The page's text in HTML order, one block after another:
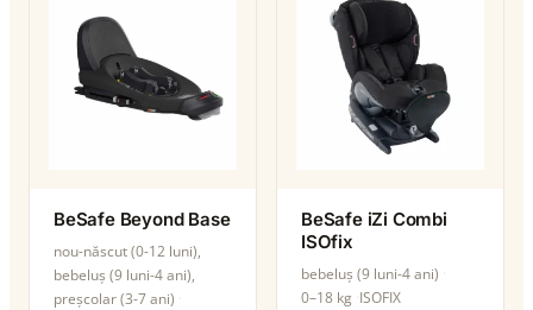
BeSafe Beyond Base
nou-născut (0-12 luni),
bebeluș (9 luni-4 ani),
preșcolar (3-7 ani)
BeSafe iZi Combi
ISOfix
bebeluș (9 luni-4 ani)
0–18 kg ISOFIX